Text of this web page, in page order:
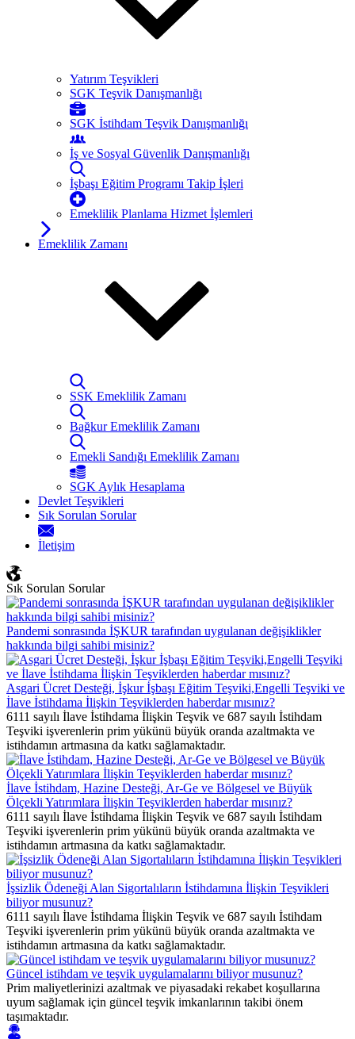
Yatırım Teşvikleri
SGK Teşvik Danışmanlığı
SGK İstihdam Teşvik Danışmanlığı
İş ve Sosyal Güvenlik Danışmanlığı
İşbaşı Eğitim Programı Takip İşleri
Emeklilik Planlama Hizmet İşlemleri
Emeklilik Zamanı
SSK Emeklilik Zamanı
Bağkur Emeklilik Zamanı
Emekli Sandığı Emeklilik Zamanı
SGK Aylık Hesaplama
Devlet Teşvikleri
Sık Sorulan Sorular
İletişim
Sık Sorulan Sorular
Pandemi sonrasında İŞKUR tarafından uygulanan değişiklikler
hakkında bilgi sahibi misiniz?
Asgari Ücret Desteği, İşkur İşbaşı Eğitim Teşviki,Engelli Teşviki ve
İlave İstihdama İlişkin Teşviklerden haberdar mısınız?
6111 sayılı İlave İstihdama İlişkin Teşvik ve 687 sayılı İstihdam
Teşviki işverenlerin prim yükünü büyük oranda azaltmakta ve
istihdamın artmasına da katkı sağlamaktadır.
İlave İstihdam, Hazine Desteği, Ar-Ge ve Bölgesel ve Büyük
Ölçekli Yatırımlara İlişkin Teşviklerden haberdar mısınız?
6111 sayılı İlave İstihdama İlişkin Teşvik ve 687 sayılı İstihdam
Teşviki işverenlerin prim yükünü büyük oranda azaltmakta ve
istihdamın artmasına da katkı sağlamaktadır.
İşsizlik Ödeneği Alan Sigortalıların İstihdamına İlişkin Teşvikleri
biliyor musunuz?
6111 sayılı İlave İstihdama İlişkin Teşvik ve 687 sayılı İstihdam
Teşviki işverenlerin prim yükünü büyük oranda azaltmakta ve
istihdamın artmasına da katkı sağlamaktadır.
Güncel istihdam ve teşvik uygulamalarını biliyor musunuz?
Prim maliyetlerinizi azaltmak ve piyasadaki rekabet koşullarına
uyum sağlamak için güncel teşvik imkanlarının takibi önem
taşımaktadır.